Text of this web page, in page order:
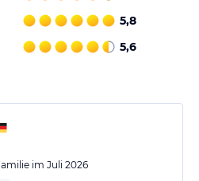
5,8
5,6
im Juli 2026